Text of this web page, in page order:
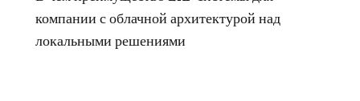
компании с облачной архитектурой над
локальными решениями